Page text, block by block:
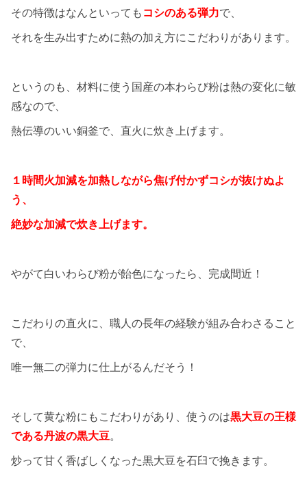
その特徴はなんといっても コシのある弾力で、
それを生み出すために熱の加え方にこだわりがあります。
というのも、材料に使う国産の本わらび粉は熱の変化に敏
感なので、
熱伝導のいい銅釜で、直火に炊き上げます。
１時間火加減を加熱しながら焦げ付かずコシが抜けぬよ
う、
絶妙な加減で炊き上げます。
やがて白いわらび粉が飴色になったら、完成間近！
こだわりの直火に、職人の長年の経験が組み合わさること
で、
唯一無二の弾力に仕上がるんだそう！
そして黄な粉にもこだわりがあり、使うのは黒大豆の王様
である丹波の黒大豆。
炒って甘く香ばしくなった黒大豆を石臼で挽きます。